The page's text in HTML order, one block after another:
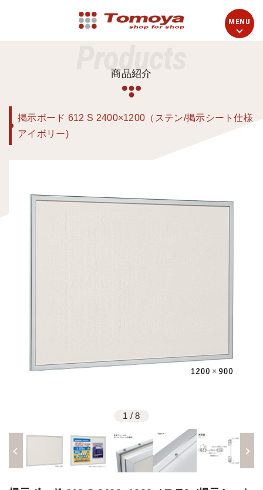
Products
商品紹介
掲示ボード 612 S 2400×1200（ステン/掲示シート仕様
アイボリー)
1 /8